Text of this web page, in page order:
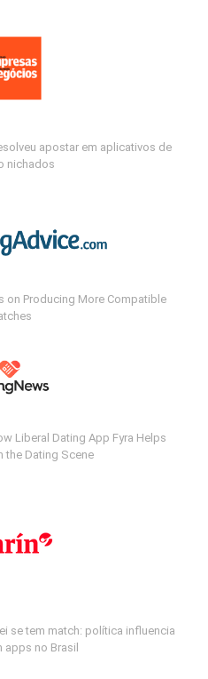
apostar em aplicativos de
nichados
on Producing More Compatible
Liberal Dating App Fyra Helps
the Dating Scene
se tem match: política influencia
apps no Brasil